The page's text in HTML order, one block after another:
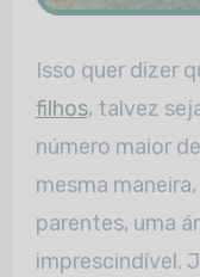
Isso quer dizer
filhos, talvez
número maior
mesma
parentes, uma
imprescindível.